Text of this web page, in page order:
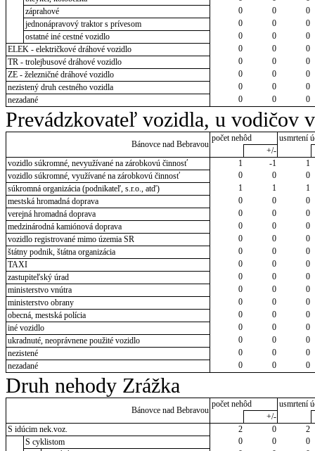
záprahové
0 0
0
jednonápravový traktor s prívesom
0 0
0
ostatné iné cestné vozidlo
0 0
0
ELEK - električkové dráhové vozidlo
0 0
0
TR - trolejbusové dráhové vozidlo
0 0
0
ZE - železničné dráhové vozidlo
0 0
0
nezistený druh cestného vozidla
0 0
0
nezadané
0 0 0
Prevádzkovateľ vozidla, u vodičov
Bánovce nad Bebravou
počet nehôd
usmrtení
+/-
vozidlo súkromné, nevyužívané na zárobkovú činnosť
1 -1
1
vozidlo súkromné, využívané na zárobkovú činnosť
0 0
0
súkromná organizácia (podnikateľ, s.r.o., atď)
1 1
1
mestská hromadná doprava
0 0
0
verejná hromadná doprava
0 0
0
medzinárodná kamiónová doprava
0 0
0
vozidlo registrované mimo územia SR
0 0
0
štátny podnik, štátna organizácia
0 0
0
TAXI
0 0
0
zastupiteľský úrad
0 0
0
ministerstvo vnútra
0 0
0
ministerstvo obrany
0 0
0
obecná, mestská polícia
0 0
0
iné vozidlo
0 0
0
ukradnuté, neoprávnene použité vozidlo
0 0
0
nezistené
0 0
0
nezadané
0 0 0
Druh nehody Zrážka
Bánovce nad Bebravou
počet nehôd
usmrtení
+/-
S idúcim nek.voz.
2 0
2
S cyklistom
0 0
0